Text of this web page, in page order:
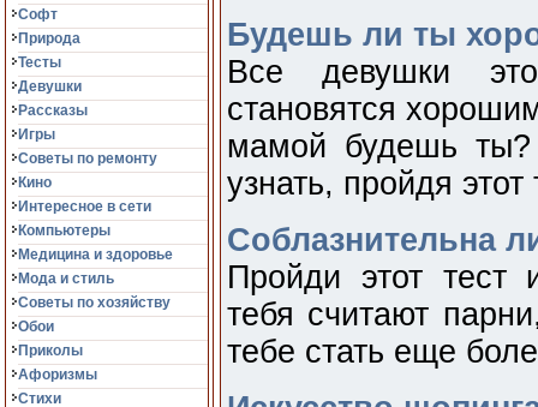
Софт
Природа
Тесты
Девушки
Рассказы
Игры
Советы по ремонту
Кино
Интересное в сети
Компьютеры
Медицина и здоровье
Мода и стиль
Советы по хозяйству
Обои
Приколы
Афоризмы
Стихи
Будешь ли ты
Все девушки
становятся
мамой будешь
узнать, пройдя этот
Соблазнительна
Пройди этот тест
тебя считают
тебе стать еще